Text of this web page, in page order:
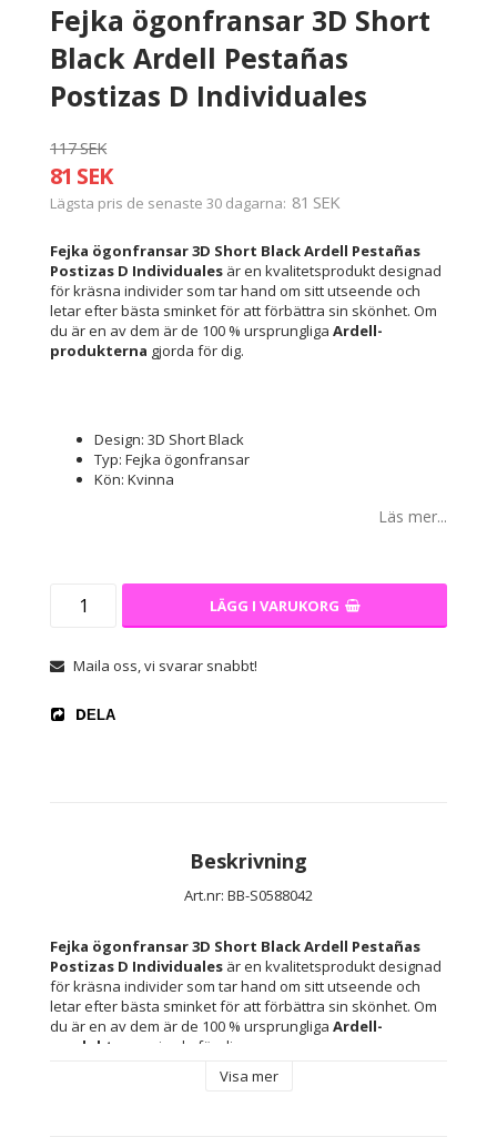
Fejka ögonfransar 3D Short
Black Ardell Pestañas
Postizas D Individuales
117 SEK
81 SEK
Lägsta pris de senaste 30 dagarna 81 SEK
Fejka ögonfransar 3D Short Black Ardell Pestañas
Postizas D Individuales är en kvalitetsprodukt designad
för kräsna individer som tar hand om sitt utseende och
letar efter bästa sminket för att förbättra sin skönhet. Om
du är en av dem är de 100 % ursprungliga Ardell-
produkterna gjorda för dig.
Design: 3D Short Black
Typ: Fejka ögonfransar
Kön: Kvinna
Läs mer...
LÄGG I VARUKORG
Maila oss, vi svarar snabbt!
DELA
Beskrivning
Art.nr: BB-S0588042
Fejka ögonfransar 3D Short Black Ardell Pestañas
Postizas D Individuales är en kvalitetsprodukt designad
för kräsna individer som tar hand om sitt utseende och
letar efter bästa sminket för att förbättra sin skönhet. Om
du är en av dem är de 100 % ursprungliga Ardell-
produkterna
gjorda för dig.
Visa mer